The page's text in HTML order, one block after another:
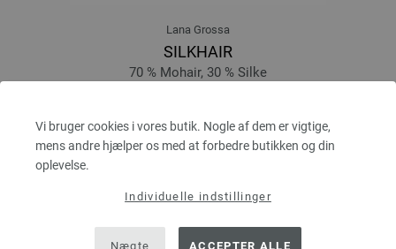
Vi bruger cookies i vores butik. Nogle af dem er vigtige,
mens andre hjælper os med at forbedre butikken og din
oplevelse.
Individuelle indstillinger
Nægte ACCEPTER ALLE
Lana Grossa
SILKHAIR
70 % Mohair, 30 % Silke
62,18 dkr - 74,79 dkr
eks. moms, med tillæg af forsendelsesomkostninger, Basispris:2.487,20 dkr -
prev next